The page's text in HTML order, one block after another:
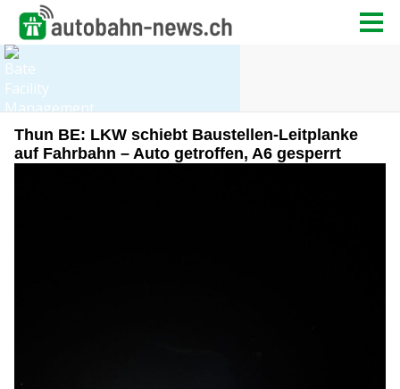
Thun BE: LKW schiebt Baustellen-Leitplanke
auf Fahrbahn – Auto getroffen, A6 gesperrt